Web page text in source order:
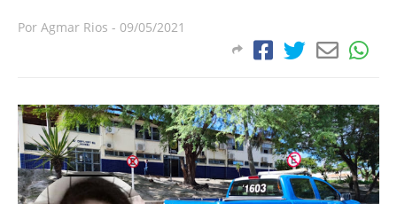
Por Agmar Rios - 09/05/2021